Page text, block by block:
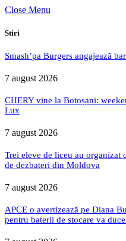
Close Menu
Stiri
Smash’pa Burgers angajează
7 august 2026
CHERY vine la Botoșani:
Lux
7 august 2026
Trei eleve de liceu au organizat
de dezbateri din Moldova
7 august 2026
APCE o avertizează pe Diana
pentru baterii de stocare va